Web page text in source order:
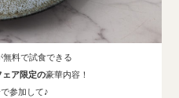
無料で試食できる
ェア限定の豪華内容！
参加して♪